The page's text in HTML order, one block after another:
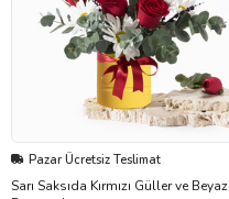
Pazar Ücretsiz Teslimat
Sarı Saksıda Kırmızı Güller ve Beyaz